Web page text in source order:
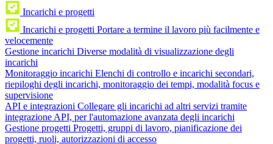
Incarichi e progetti
Incarichi e progetti Portare a termine il lavoro più facilmente e
velocemente
Gestione incarichi Diverse modalità di visualizzazione degli
incarichi
Monitoraggio incarichi Elenchi di controllo e incarichi secondari,
riepiloghi degli incarichi, monitoraggio dei tempi, modalità focus e
supervisione
API e integrazioni Collegare gli incarichi ad altri servizi tramite
integrazione API, per l'automazione avanzata degli incarichi
Gestione progetti Progetti, gruppi di lavoro, pianificazione dei
progetti, ruoli, autorizzazioni di accesso